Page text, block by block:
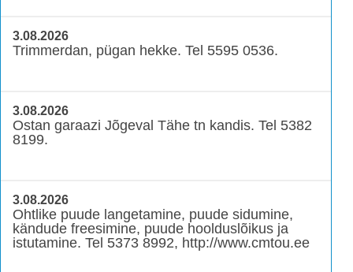
3.08.2026
Trimmerdan, pügan hekke. Tel 5595 0536.
3.08.2026
Ostan garaazi Jõgeval Tähe tn kandis. Tel 5382
8199.
3.08.2026
Ohtlike puude langetamine, puude sidumine,
kändude freesimine, puude hoolduslõikus ja
istutamine. Tel 5373 8992, http://www.cmtou.ee